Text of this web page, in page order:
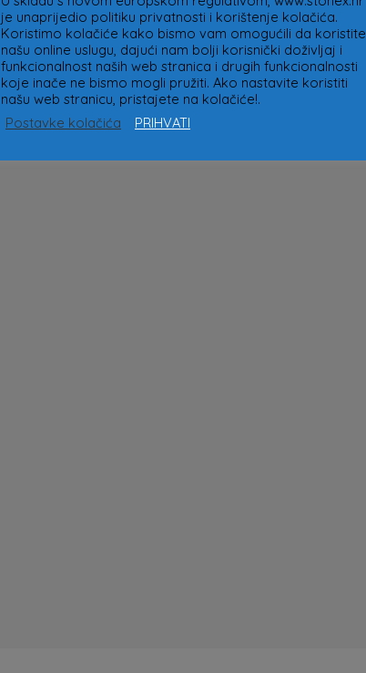
je unaprijedio politiku privatnosti i korištenje kolačića.
Koristimo kolačiće kako bismo vam omogućili da koristite
našu online uslugu, dajući nam bolji korisnički doživljaj i
funkcionalnost naših web stranica i drugih funkcionalnosti
koje inače ne bismo mogli pružiti. Ako nastavite koristiti
našu web stranicu, pristajete na kolačiće!.
Postavke kolačića
PRIHVATI